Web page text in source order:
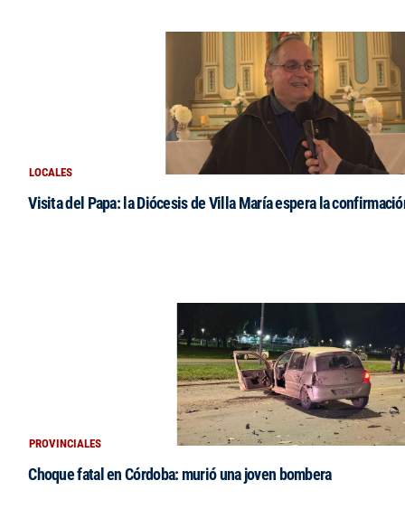
LOCALES
Visita del Papa: la Diócesis de Villa María espera la
PROVINCIALES
Choque fatal en Córdoba: murió una joven bombera